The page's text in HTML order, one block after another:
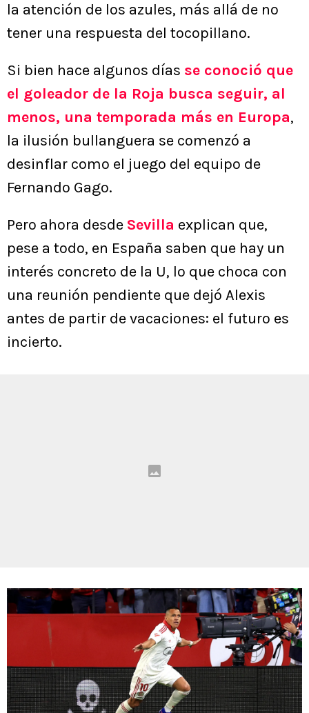
la atención de los azules, más allá de no
tener una respuesta del tocopillano.
Si bien hace algunos días se conoció que
el goleador de la Roja busca seguir, al
menos, una temporada más en Europa,
la ilusión bullanguera se comenzó a
desinflar como el juego del equipo de
Fernando Gago.
Pero ahora desde Sevilla explican que,
pese a todo, en España saben que hay un
interés concreto de la U, lo que choca con
una reunión pendiente que dejó Alexis
antes de partir de vacaciones: el futuro es
incierto.